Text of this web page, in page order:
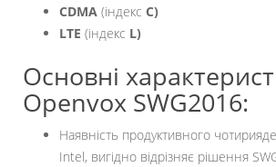
CDMA (індекс C)
LTE (індекс L)
Основні
Openvox SWG2016:
Наявність продуктивного
Intel, вигідно відрізняє рішення